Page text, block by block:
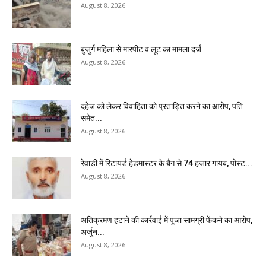
August 8, 2026
बुजुर्ग महिला से मारपीट व लूट का मामला दर्ज
August 8, 2026
दहेज को लेकर विवाहिता को प्रताड़ित करने का आरोप, पति
समेत...
August 8, 2026
रेवाड़ी में रिटायर्ड हेडमास्टर के बैग से ₹74 हजार गायब, पोस्ट...
August 8, 2026
अतिक्रमण हटाने की कार्रवाई में पूजा सामग्री फेंकने का आरोप,
अर्जुन...
August 8, 2026